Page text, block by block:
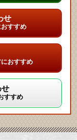
せ
すすめ
おすすめ
すすめ